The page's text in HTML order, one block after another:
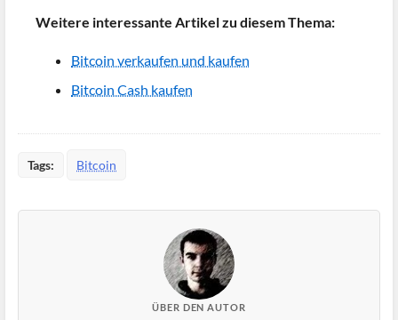
Weitere interessante Artikel zu diesem Thema:
Bitcoin verkaufen und kaufen
Bitcoin Cash kaufen
Tags: Bitcoin
ÜBER DEN AUTOR